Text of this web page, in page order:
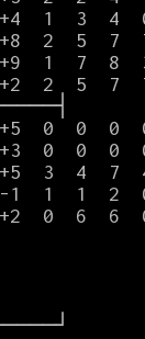
1  3  4
2  5  7
1  7  8
2  5  7
3  4  7
1  1  1  2
0  6  6